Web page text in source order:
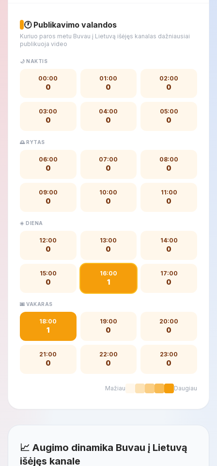
🕐 Publikavimo valandos
Kuriuo paros metu Buvau į Lietuvą išėjęs kanalas dažniausiai
publikuoja video
🌙 NAKTIS
00:00
0
01:00
0
02:00
0
03:00
0
04:00
0
05:00
0
🌅 RYTAS
06:00
0
07:00
0
08:00
0
09:00
0
10:00
0
11:00
0
☀️ DIENA
12:00
0
13:00
0
14:00
0
15:00
0
16:00
1
17:00
0
🌆 VAKARAS
18:00
1
19:00
0
20:00
0
21:00
0
22:00
0
23:00
0
Mažiau Daugiau
📈 Augimo dinamika Buvau į Lietuvą
išėjęs kanale